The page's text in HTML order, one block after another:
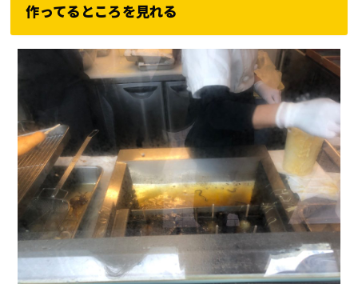
作ってるところを見れる